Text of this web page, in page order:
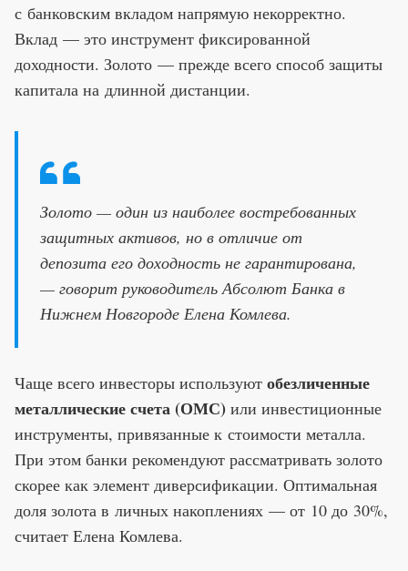
с банковским вкладом напрямую некорректно.
Вклад — это инструмент фиксированной
доходности. Золото — прежде всего способ защиты
капитала на длинной дистанции.
Золото — один из наиболее востребованных
защитных активов, но в отличие от
депозита его доходность не гарантирована,
— говорит руководитель Абсолют Банка в
Нижнем Новгороде Елена Комлева.
Чаще всего инвесторы используют обезличенные
металлические счета (ОМС) или инвестиционные
инструменты, привязанные к стоимости металла.
При этом банки рекомендуют рассматривать золото
скорее как элемент диверсификации. Оптимальная
доля золота в личных накоплениях — от 10 до 30%,
считает Елена Комлева.